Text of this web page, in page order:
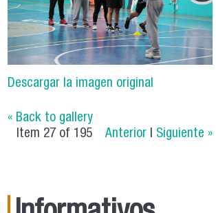
Descargar la imagen original
« Back to gallery
Item 27 of 195
Anterior Siguiente »